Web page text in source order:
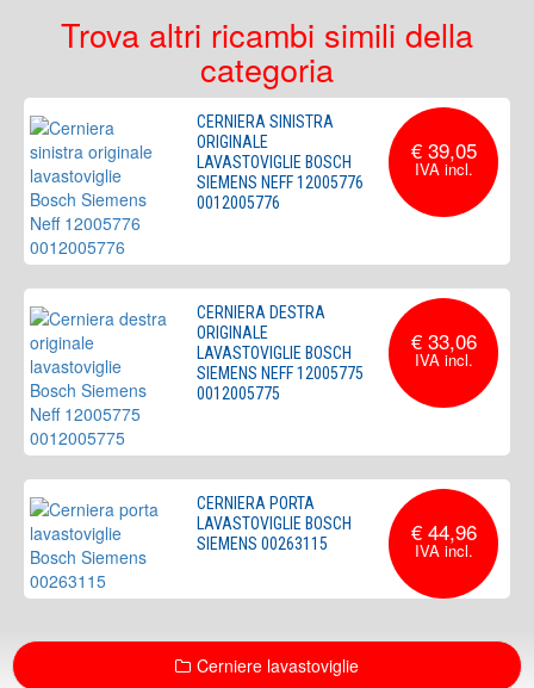
Trova altri ricambi simili della
categoria
CERNIERA SINISTRA
ORIGINALE
LAVASTOVIGLIE BOSCH
SIEMENS NEFF 12005776
0012005776
€ 39,05
CERNIERA DESTRA
ORIGINALE
LAVASTOVIGLIE BOSCH
SIEMENS NEFF 12005775
0012005775
€ 33,06
CERNIERA PORTA
LAVASTOVIGLIE BOSCH
SIEMENS 00263115
€ 44,96
Cerniere lavastoviglie